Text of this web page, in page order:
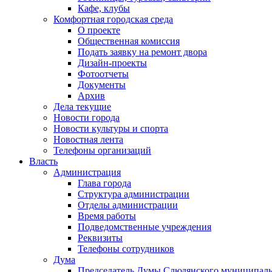
Кафе, клубы
Комфортная городская среда
О проекте
Общественная комиссия
Подать заявку на ремонт двора
Дизайн-проекты
Фотоотчеты
Документы
Архив
Дела текущие
Новости города
Новости культуры и спорта
Новостная лента
Телефоны организаций
Власть
Администрация
Глава города
Структура администрации
Отделы администрации
Время работы
Подведомственные учреждения
Реквизиты
Телефоны сотрудников
Дума